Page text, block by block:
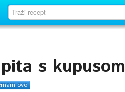
s kupusom
ovo